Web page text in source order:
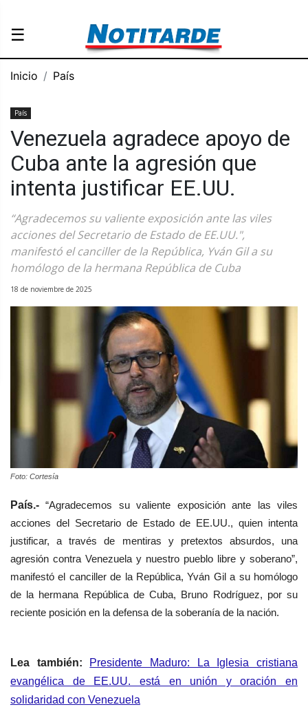
☰
Inicio País
País
Venezuela agradece apoyo de
Cuba ante la agresión que
intenta justificar EE.UU.
“Agradecemos su valiente exposición ante las viles
acciones del Secretario de Estado de EE.UU.",
manifestó el canciller de la República, Yván Gil a su
homólogo de la hermana República de Cuba
18 de noviembre de 2025
Foto: Cortesía
País.-​“Agradecemos su valiente exposición ante las viles
acciones del Secretario de Estado de EE.UU., quien intenta
justificar, a través de mentiras y pretextos absurdos, una
agresión contra Venezuela y nuestro pueblo libre y soberano”,
manifestó el canciller de la República, Yván Gil a su homólogo
de la hermana República de Cuba, Bruno Rodríguez, por su
reciente posición en la defensa de la soberanía de la nación.
Lea también: Presidente Maduro: La Iglesia cristiana
evangélica de EE.UU. está en unión y oración en
solidaridad con Venezuela